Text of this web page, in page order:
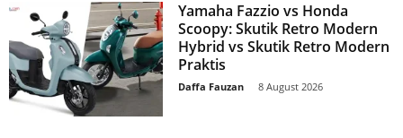
Yamaha Fazzio vs Honda
Scoopy: Skutik Retro Modern
Hybrid vs Skutik Retro Modern
Praktis
Daffa Fauzan 8 August 2026